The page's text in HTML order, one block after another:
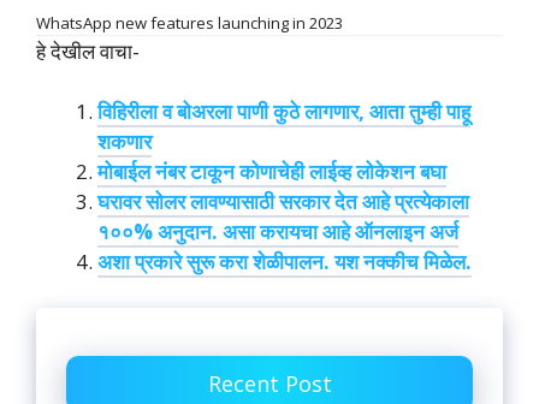
WhatsApp new features launching in 2023
हे देखील वाचा-
विहिरीला व बोअरला पाणी कुठे लागणार, आता तुम्ही पाहू
शकणार
मोबाईल नंबर टाकून कोणाचेही लाईव्ह लोकेशन बघा
घरावर सोलर लावण्यासाठी सरकार देत आहे प्रत्येकाला
१००% अनुदान. असा करायचा आहे ऑनलाइन अर्ज
अशा प्रकारे सुरू करा शेळीपालन. यश नक्कीच मिळेल.
Recent Post